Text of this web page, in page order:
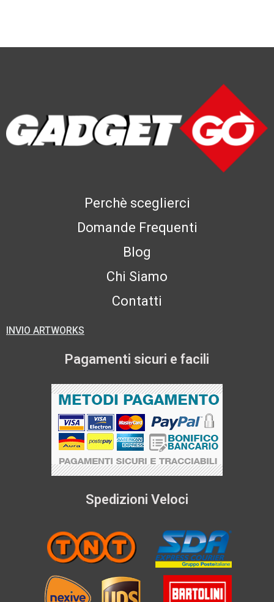
Perchè sceglierci
Domande Frequenti
Blog
Chi Siamo
Contatti
INVIO ARTWORKS
Pagamenti sicuri e facili
Spedizioni Veloci